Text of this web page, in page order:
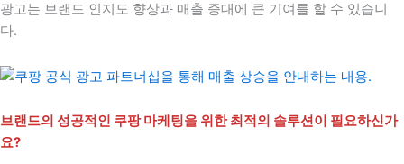
광고는 브랜드 인지도 향상과 매출 증대에 큰 기여를 할 수 있습니
다.
브랜드의 성공적인 쿠팡 마케팅을 위한 최적의 솔루션이 필요하신가
요?